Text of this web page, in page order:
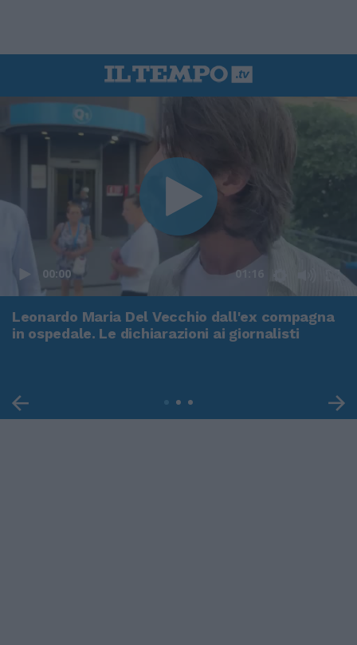
00:00 01:16
Leonardo Maria Del Vecchio dall'ex compagna
in ospedale. Le dichiarazioni ai giornalisti